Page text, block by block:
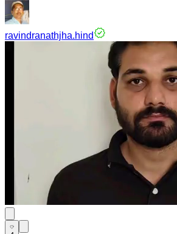
ravindranathjha.hind